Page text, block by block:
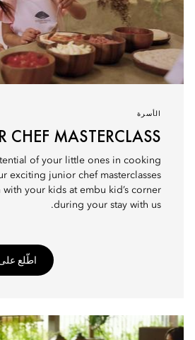
الأسرة
CHEF MASTERCLASS
of your little ones in cooking
exciting junior chef masterclasses
with your kids at embu kid’s corner
during your stay with us.
اطّلع